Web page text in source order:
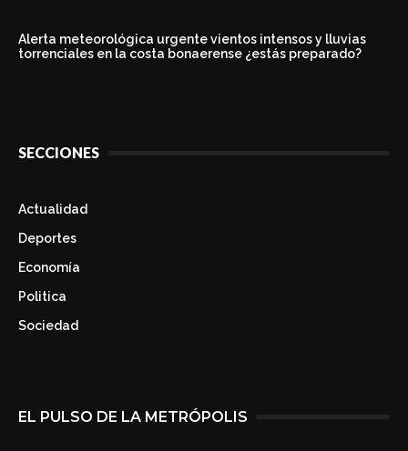
Alerta meteorológica urgente vientos intensos y lluvias
torrenciales en la costa bonaerense ¿estás preparado?
SECCIONES
Actualidad
Deportes
Economía
Politica
Sociedad
EL PULSO DE LA METRÓPOLIS